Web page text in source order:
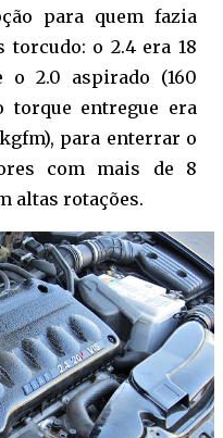
para quem fazia
torcudo: o 2.4 era 18
o 2.0 aspirado (160
torque entregue era
para enterrar o
com mais de 8
altas rotações.